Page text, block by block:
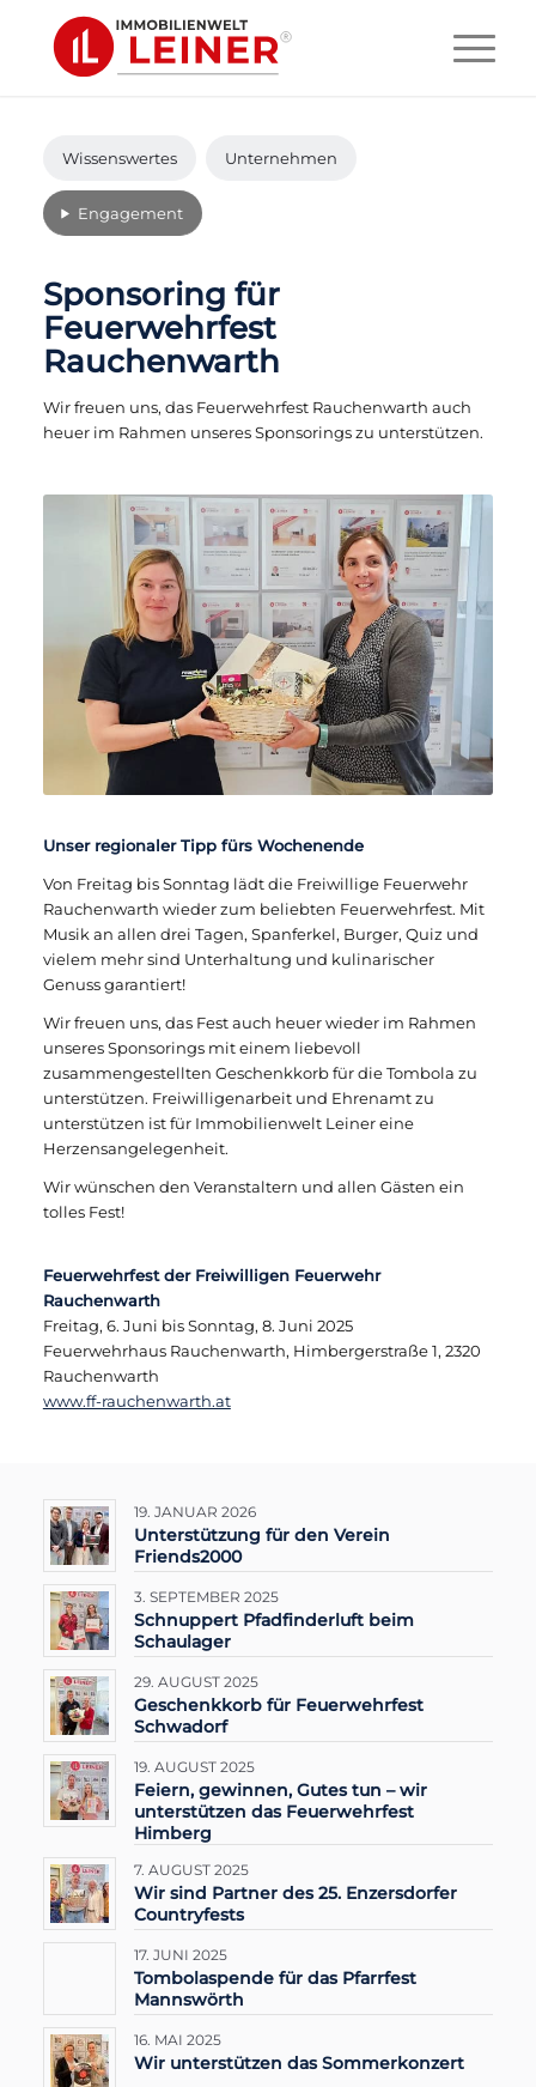
Wissenswertes Unternehmen
Engagement
Sponsoring für
Feuerwehrfest
Rauchenwarth
Wir freuen uns, das Feuerwehrfest Rauchenwarth auch
heuer im Rahmen unseres Sponsorings zu unterstützen.
Unser regionaler Tipp fürs Wochenende
Von Freitag bis Sonntag lädt die Freiwillige Feuerwehr
Rauchenwarth wieder zum beliebten Feuerwehrfest. Mit
Musik an allen drei Tagen, Spanferkel, Burger, Quiz und
vielem mehr sind Unterhaltung und kulinarischer
Genuss garantiert!
Wir freuen uns, das Fest auch heuer wieder im Rahmen
unseres Sponsorings mit einem liebevoll
zusammengestellten Geschenkkorb für die Tombola zu
unterstützen. Freiwilligenarbeit und Ehrenamt zu
unterstützen ist für Immobilienwelt Leiner eine
Herzensangelegenheit.
Wir wünschen den Veranstaltern und allen Gästen ein
tolles Fest!
Feuerwehrfest der Freiwilligen Feuerwehr
Rauchenwarth
Freitag, 6. Juni bis Sonntag, 8. Juni 2025
Feuerwehrhaus Rauchenwarth, Himbergerstraße 1, 2320
Rauchenwarth
www.ff-rauchenwarth.at
19. JANUAR 2026
Unterstützung für den Verein
Friends2000
3. SEPTEMBER 2025
Schnuppert Pfadfinderluft beim
Schaulager
29. AUGUST 2025
Geschenkkorb für Feuerwehrfest
Schwadorf
19. AUGUST 2025
Feiern, gewinnen, Gutes tun – wir
unterstützen das Feuerwehrfest
Himberg
7. AUGUST 2025
Wir sind Partner des 25. Enzersdorfer
Countryfests
17. JUNI 2025
Tombolaspende für das Pfarrfest
Mannswörth
16. MAI 2025
Wir unterstützen das Sommerkonzert